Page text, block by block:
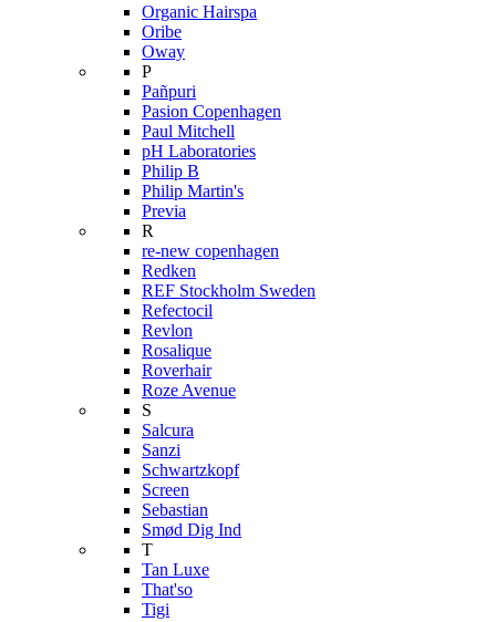
Organic Hairspa
Oribe
Oway
P
Pañpuri
Pasion Copenhagen
Paul Mitchell
pH Laboratories
Philip B
Philip Martin's
Previa
R
re-new copenhagen
Redken
REF Stockholm Sweden
Refectocil
Revlon
Rosalique
Roverhair
Roze Avenue
S
Salcura
Sanzi
Schwartzkopf
Screen
Sebastian
Smød Dig Ind
T
Tan Luxe
That'so
Tigi